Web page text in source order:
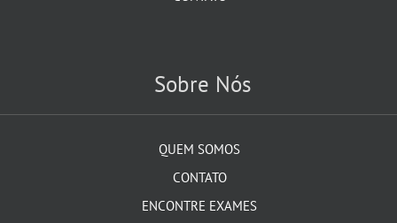
Sobre Nós
QUEM SOMOS
CONTATO
ENCONTRE EXAMES